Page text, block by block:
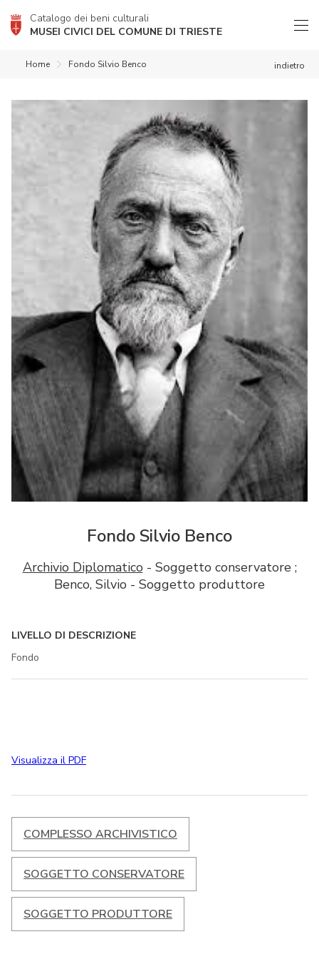
Catalogo dei beni culturali
MUSEI CIVICI DEL COMUNE DI TRIESTE
indietro
Home Fondo Silvio Benco
Fondo Silvio Benco
Archivio Diplomatico- Soggetto conservatore ;
Benco, Silvio - Soggetto produttore
LIVELLO DI DESCRIZIONE
Fondo
Visualizza il PDF
COMPLESSO ARCHIVISTICO
SOGGETTO CONSERVATORE
SOGGETTO PRODUTTORE